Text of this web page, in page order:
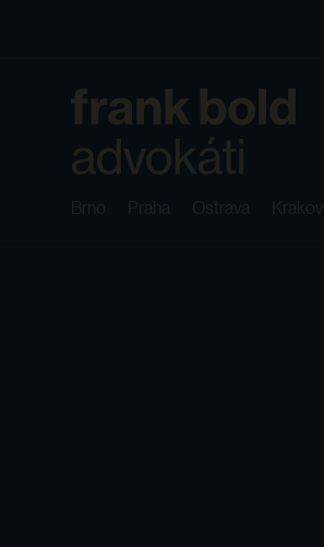
Brno Praha Ostrava Krakov